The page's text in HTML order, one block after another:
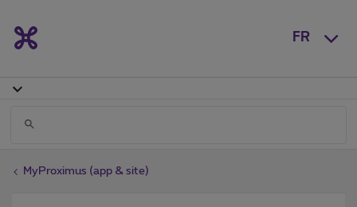
FR
MyProximus (app & site)